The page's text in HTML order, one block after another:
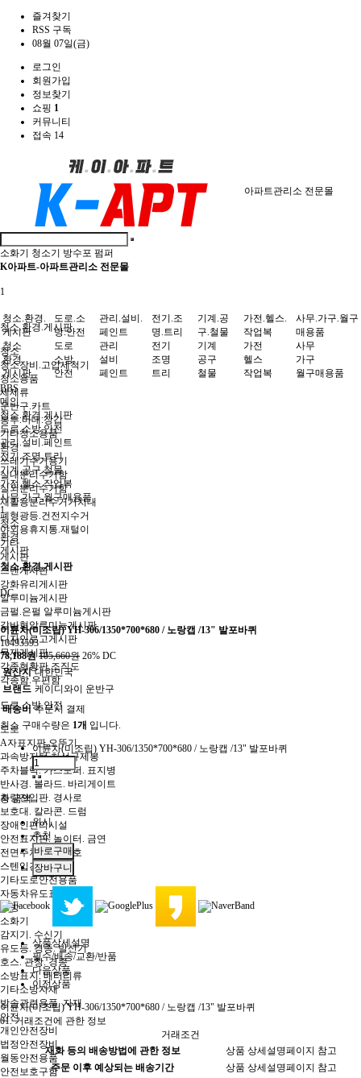
즐겨찾기
RSS 구독
08월 07일(금)
로그인
회원가입
정보찾기
쇼핑 1
커뮤니티
접속 14
아파트관리소 전문몰
소화기 청소기 방수포 펌퍼
K아파트-아파트관리소 전문몰
1
청소.환경.게시판
청소
청소장비.고압세척기
청소용품
세제류
운반구.카트
봉투.마대.장갑
기타청소용품
환경
쓰레기수거용기
실내분리수거함
실외분리수거함
재활용분리수거거치대
폐형광등.건전지수거
야외용휴지통.재털이
기타
게시판
스텐게시판
강화유리게시판
알루미늄게시판
금펄.은펄 알루미늄게시판
갈바형알루미늄게시판
디자인로고게시판
목재게시판
각종현황판.조직도
각종함.우편함
도로.소방.안전
도로
A자표지판.오뚜기
과속방지턱.차선규제봉
주차블럭. 카스토퍼. 표지병
반사경. 볼라드. 바리게이트
차량진입판. 경사로
보호대. 칼라콘. 드럼
장애인편의시설
안전표지판. 놀이터. 금연
전면주차. 잔디보호
스텐입간판
기타도로안전용품
자동차유도표지. 휀스
소방
소화기
감지기. 수신기
유도등. 경종. 발신기
호스. 관창. 경종
소방표지. 배터리류
기타소방자재
방송관련용품. 자재
안전
개인안전장비
법정안전장비
월동안전용품
안전보호구함
청소.환경.
게시판
청소
환경
게시판
도로.소
방.안전
도로
소방
안전
관리.설비.
페인트
관리
설비
페인트
전기.조
명.트리
전기
조명
트리
기계.공
구.철물
기계
공구
철물
가전.헬스.
작업복
가전
헬스
작업복
사무.가구.월구
매용품
사무
가구
월구매용품
BBS
메인
청소.환경.게시판
도로.소방.안전
관리.설비.페인트
전기.조명.트리
기계.공구.철물
가전.헬스.작업복
사무.가구.월구매용품
1
청소
환경
게시판
청소.환경.게시판
DC
이륜차(미조립) YH-306/1350*700*680 / 노랑캡 /13" 발포바퀴
10493593
78,188원 105,660원 26% DC
원산지 대한민국
브랜드 케이디와이 운반구
배송비 주문시 결제
최소 구매수량은 1개 입니다.
이륜차(미조립) YH-306/1350*700*680 / 노랑캡 /13" 발포바퀴
총 금액
위시
추천
상품상세설명
필수/배송/교환/반품
다음상품
이전상품
이륜차(미조립) YH-306/1350*700*680 / 노랑캡 /13" 발포바퀴
01.거래조건에 관한 정보
거래조건
재화 등의 배송방법에 관한 정보
상품 상세설명페이지 참고
주문 이후 예상되는 배송기간
상품 상세설명페이지 참고